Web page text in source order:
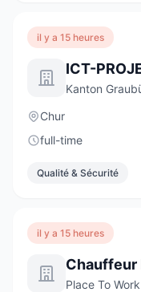
il y a 15 heures
ICT-
Kanton
Chur
full-time
Qualité & Sécurité
il y a 15 heures
Chauffeur
Place To Work